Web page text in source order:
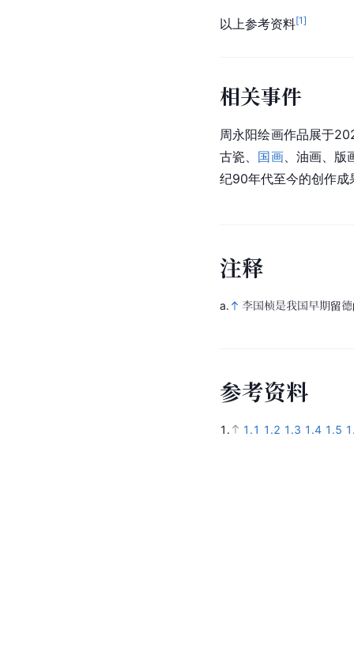
以上参考资料[1]
相关事件
周永阳绘画作品展于
古瓷
国画、油画、版
纪90年代至今的创作成
注释
a. 李国桢是我国早期留
参考资料
1. 1.1 1.2 1.3 1.4 1.5